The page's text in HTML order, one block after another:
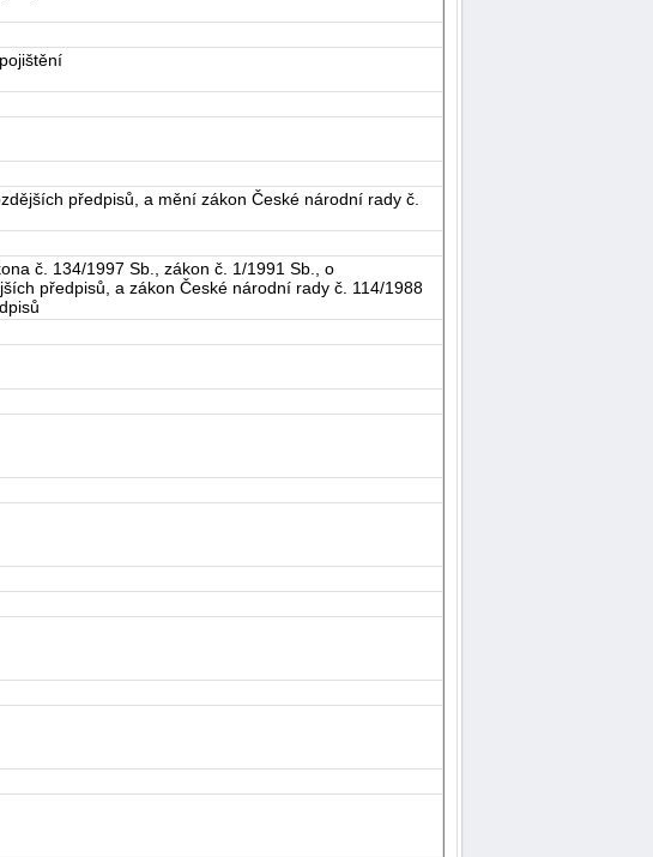
předpisů, a mění zákon České národní rady č.
č. 134/1997 Sb., zákon č. 1/1991 Sb., o
předpisů, a zákon České národní rady č. 114/1988